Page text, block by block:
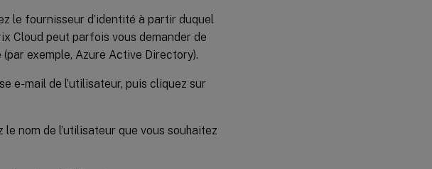
le fournisseur d’identité à partir duquel
Cloud peut parfois vous demander de
exemple, Azure Active Directory).
e-mail de l’utilisateur, puis cliquez sur
nom de l’utilisateur que vous souhaitez